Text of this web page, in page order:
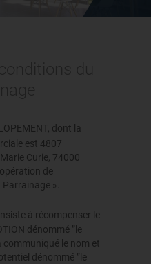
dont la
est 4807
Curie, 74000
de
».
à récompenser le
dénommé ”le
communiqué le nom et
dénommé ”le